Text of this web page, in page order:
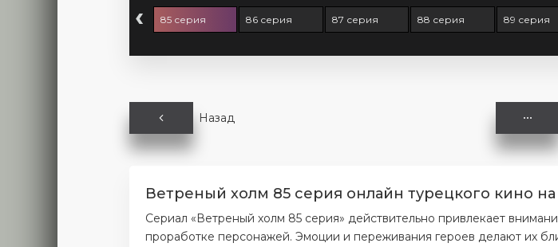
‹ 85 серия 86 серия 87 серия 88 серия 89 серия
Назад
Ветреный холм 85 серия онлайн турецкого кино
Сериал «Ветреный холм 85 серия» действительно привлекает
проработке персонажей. Эмоции и переживания героев делают их